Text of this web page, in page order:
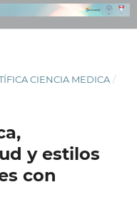
CIENCIA MEDICA /
y estilos
con